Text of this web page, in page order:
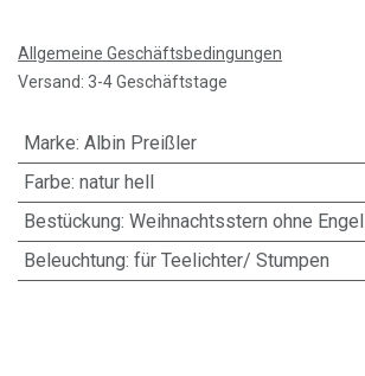
Allgemeine Geschäftsbedingungen
Versand: 3-4 Geschäftstage
Marke: Albin Preißler
Farbe: natur hell
Bestückung: Weihnachtsstern ohne Engel
Beleuchtung: für Teelichter/ Stumpen